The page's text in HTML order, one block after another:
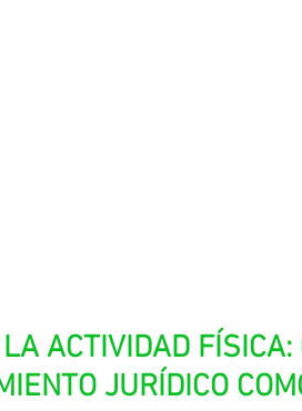
ACTIVIDAD
JURÍDICO